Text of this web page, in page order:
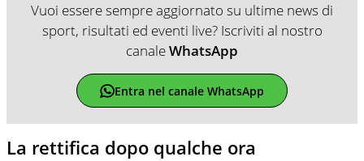
Vuoi essere sempre aggiornato su ultime news di
sport, risultati ed eventi live? Iscriviti al nostro
canaleWhatsApp
Entra nel canale WhatsApp
La rettifica dopo qualche ora